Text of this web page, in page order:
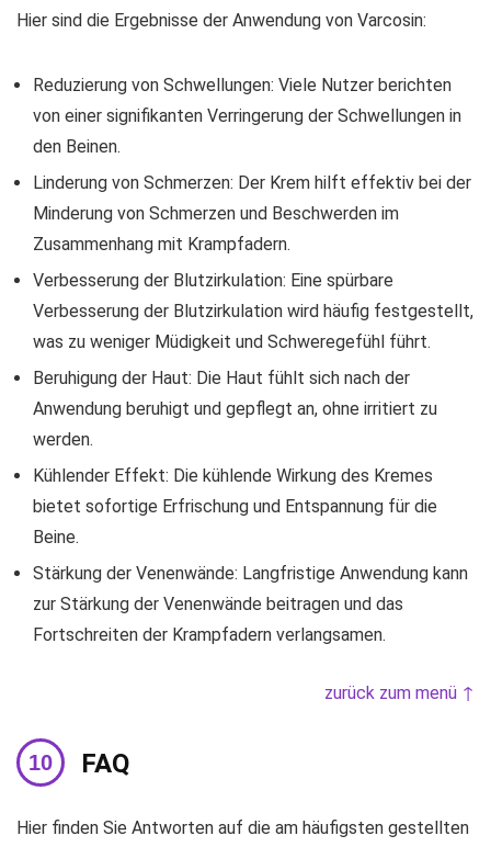
Hier sind die Ergebnisse der Anwendung von Varcosin:
Reduzierung von Schwellungen: Viele Nutzer berichten
von einer signifikanten Verringerung der Schwellungen in
den Beinen.
Linderung von Schmerzen: Der Krem hilft effektiv bei der
Minderung von Schmerzen und Beschwerden im
Zusammenhang mit Krampfadern.
Verbesserung der Blutzirkulation: Eine spürbare
Verbesserung der Blutzirkulation wird häufig festgestellt,
was zu weniger Müdigkeit und Schweregefühl führt.
Beruhigung der Haut: Die Haut fühlt sich nach der
Anwendung beruhigt und gepflegt an, ohne irritiert zu
werden.
Kühlender Effekt: Die kühlende Wirkung des Kremes
bietet sofortige Erfrischung und Entspannung für die
Beine.
Stärkung der Venenwände: Langfristige Anwendung kann
zur Stärkung der Venenwände beitragen und das
Fortschreiten der Krampfadern verlangsamen.
zurück zum menü ↑
FAQ
Hier finden Sie Antworten auf die am häufigsten gestellten